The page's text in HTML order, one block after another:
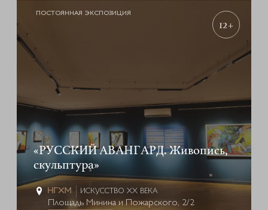
ПОСТОЯННАЯ ЭКСПОЗИЦИЯ
12+
«РУССКИЙ АВАНГАРД. Живопись,
скульптура»
ИСКУССТВО XX ВЕКА
Площадь Минина и Пожарского, 2/2